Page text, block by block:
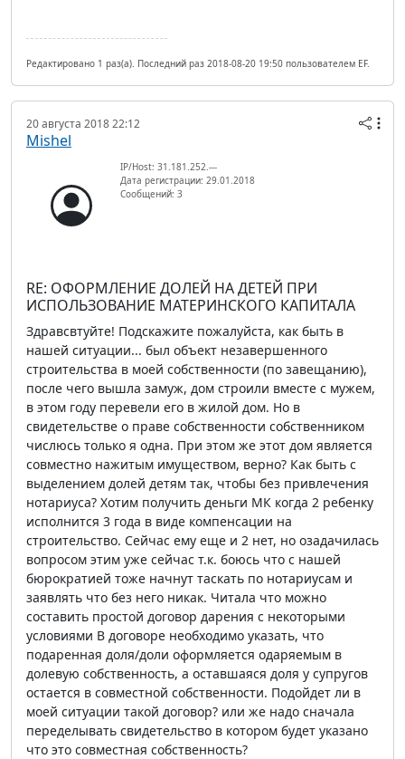
Редактировано 1 раз(а). Последний раз 2018-08-20 19:50 пользователем EF.
20 августа 2018 22:12
Mishel
IP/Host: 31.181.252.---
Дата регистрации: 29.01.2018
Сообщений: 3
RE: ОФОРМЛЕНИЕ ДОЛЕЙ НА ДЕТЕЙ ПРИ
ИСПОЛЬЗОВАНИЕ МАТЕРИНСКОГО КАПИТАЛА
Здравсвтуйте! Подскажите пожалуйста, как быть в
нашей ситуации... был объект незавершенного
строительства в моей собственности (по завещанию),
после чего вышла замуж, дом строили вместе с мужем,
в этом году перевели его в жилой дом. Но в
свидетельстве о праве собственности собственником
числюсь только я одна. При этом же этот дом является
совместно нажитым имуществом, верно? Как быть с
выделением долей детям так, чтобы без привлечения
нотариуса? Хотим получить деньги МК когда 2 ребенку
исполнится 3 года в виде компенсации на
строительство. Сейчас ему еще и 2 нет, но озадачилась
вопросом этим уже сейчас т.к. боюсь что с нашей
бюрократией тоже начнут таскать по нотариусам и
заявлять что без него никак. Читала что можно
составить простой договор дарения с некоторыми
условиями В договоре необходимо указать, что
подаренная доля/доли оформляется одаряемым в
долевую собственность, а оставшаяся доля у супругов
остается в совместной собственности. Подойдет ли в
моей ситуации такой договор? или же надо сначала
переделывать свидетельство в котором будет указано
что это совместная собственность?